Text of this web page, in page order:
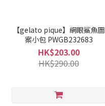
【gelato pique】網眼鯊魚圖
案小包 PWGB232683
HK$203.00
HK$290.00